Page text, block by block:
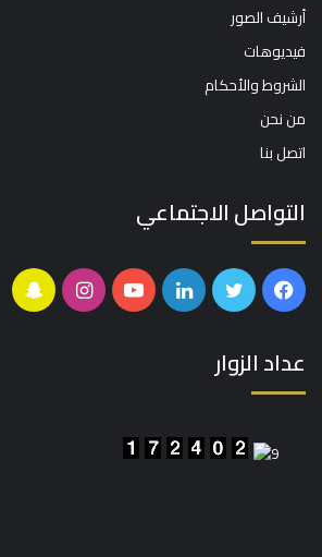
أرشيف الصور
فيديوهات
الشروط والأحكام
من نحن
اتصل بنا
التواصل الاجتماعي
فيسبوكتويتر لينكدإنيوتيوبانستقرامسناب
عداد الزوار